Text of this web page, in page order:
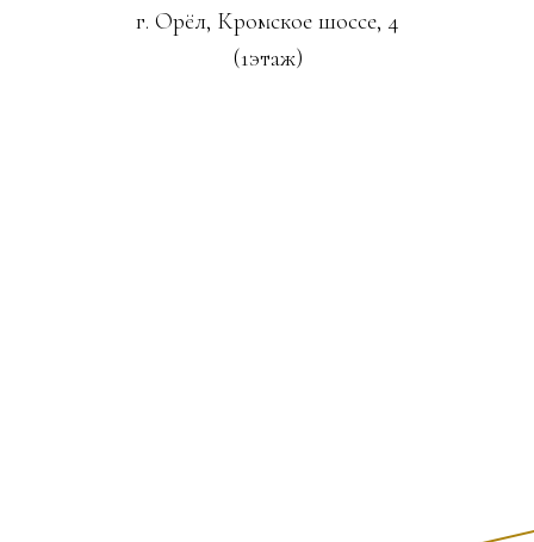
г. Орёл, Кромское шоссе, 4
(1этаж)